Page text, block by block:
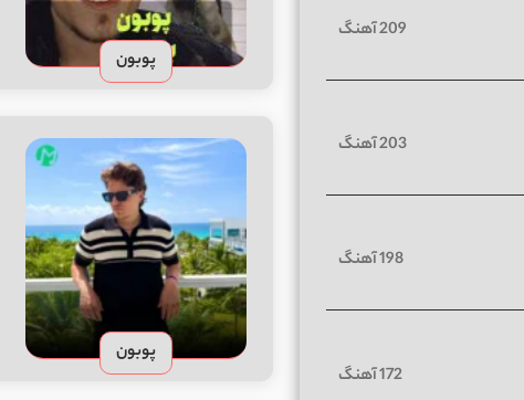
پوبون
پوبون
209 آهنگ
203 آهنگ
198 آهنگ
172 آهنگ